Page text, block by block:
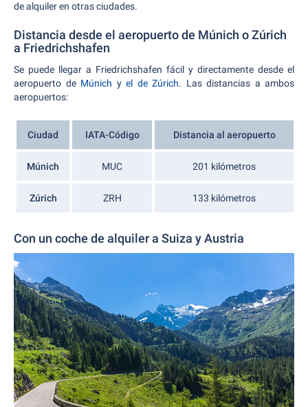
de alquiler en otras ciudades.
Distancia desde el aeropuerto de Múnich o Zúrich
a Friedrichshafen
Se puede llegar a Friedrichshafen fácil y directamente desde el
aeropuerto de Múnich y el de Zúrich. Las distancias a ambos
aeropuertos:
Ciudad IATA-Código Distancia al aeropuerto
Múnich MUC 201 kilómetros
Zúrich ZRH 133 kilómetros
Con un coche de alquiler a Suiza y Austria